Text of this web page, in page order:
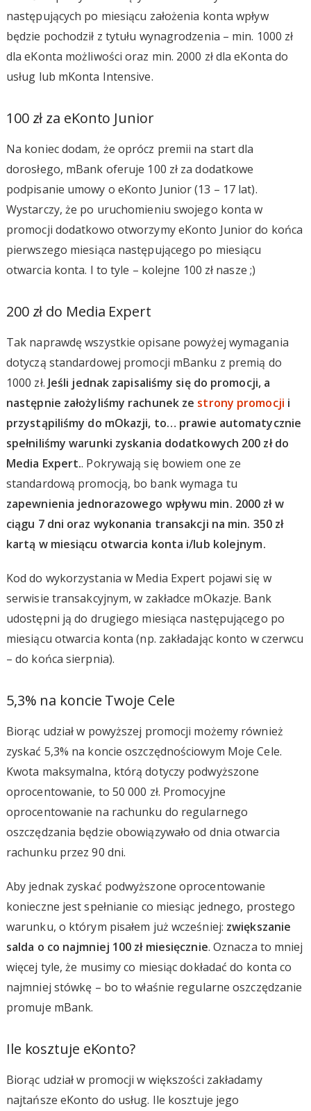
następujących po miesiącu założenia konta wpływ
będzie pochodził z tytułu wynagrodzenia – min. 1000 zł
dla eKonta możliwości oraz min. 2000 zł dla eKonta do
usług lub mKonta Intensive.
100 zł za eKonto Junior
Na koniec dodam, że oprócz premii na start dla
dorosłego, mBank oferuje 100 zł za dodatkowe
podpisanie umowy o eKonto Junior (13 – 17 lat).
Wystarczy, że po uruchomieniu swojego konta w
promocji dodatkowo otworzymy eKonto Junior do końca
pierwszego miesiąca następującego po miesiącu
otwarcia konta. I to tyle – kolejne 100 zł nasze ;)
200 zł do Media Expert
Tak naprawdę wszystkie opisane powyżej wymagania
dotyczą standardowej promocji mBanku z premią do
1000 zł. Jeśli jednak zapisaliśmy się do promocji, a
następnie założyliśmy rachunek ze strony promocji i
przystąpiliśmy do mOkazji, to… prawie automatycznie
spełniliśmy warunki zyskania dodatkowych 200 zł do
Media Expert.. Pokrywają się bowiem one ze
standardową promocją, bo bank wymaga tu
zapewnienia jednorazowego wpływu min. 2000 zł w
ciągu 7 dni oraz wykonania transakcji na min. 350 zł
kartą w miesiącu otwarcia konta i/lub kolejnym.
Kod do wykorzystania w Media Expert pojawi się w
serwisie transakcyjnym, w zakładce mOkazje. Bank
udostępni ją do drugiego miesiąca następującego po
miesiącu otwarcia konta (np. zakładając konto w czerwcu
– do końca sierpnia).
5,3% na koncie Twoje Cele
Biorąc udział w powyższej promocji możemy również
zyskać 5,3% na koncie oszczędnościowym Moje Cele.
Kwota maksymalna, którą dotyczy podwyższone
oprocentowanie, to 50 000 zł. Promocyjne
oprocentowanie na rachunku do regularnego
oszczędzania będzie obowiązywało od dnia otwarcia
rachunku przez 90 dni.
Aby jednak zyskać podwyższone oprocentowanie
konieczne jest spełnianie co miesiąc jednego, prostego
warunku, o którym pisałem już wcześniej: zwiększanie
salda o co najmniej 100 zł miesięcznie. Oznacza to mniej
więcej tyle, że musimy co miesiąc dokładać do konta co
najmniej stówkę – bo to właśnie regularne oszczędzanie
promuje mBank.
Ile kosztuje eKonto?
Biorąc udział w promocji w większości zakładamy
najtańsze eKonto do usług. Ile kosztuje jego